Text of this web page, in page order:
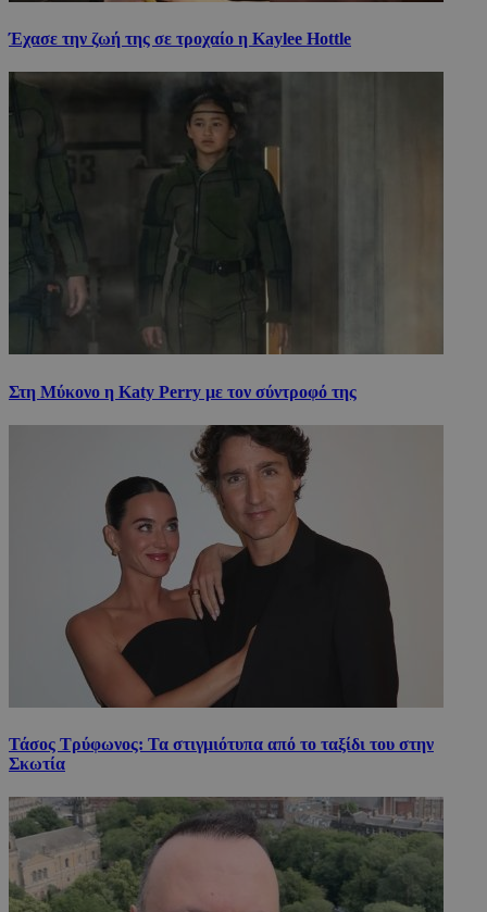
Έχασε την ζωή της σε τροχαίο η Kaylee Hottle
Στη Μύκονο η Katy Perry με τον σύντροφό της
Τάσος Τρύφωνος: Τα στιγμιότυπα από το ταξίδι του στην
Σκωτία